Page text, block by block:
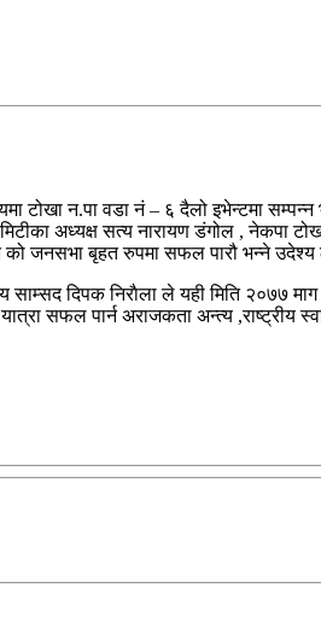
टोखा न.पा वडा नं – ६ दैलो इभेन्टमा
अध्यक्ष सत्य नारायण डंगोल , नेकपा
को जनसभा बृहत रुपमा सफल पारौ भन्ने
दिपक निराैला ले यही मिति २०७७
सफल पार्न अराजकता अन्त्य ,राष्ट्रीय